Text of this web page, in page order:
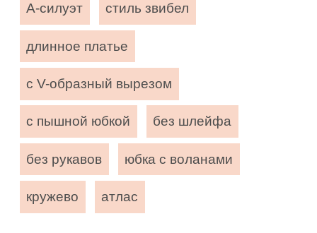
А-силуэт стиль звибел
длинное платье
с V-образный вырезом
с пышной юбкой без шлейфа
без рукавов юбка с воланами
кружево атлас